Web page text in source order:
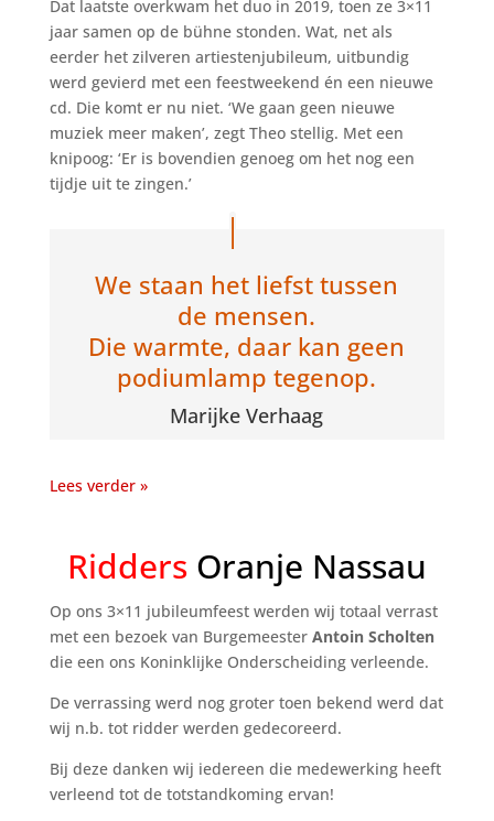
Dat laatste overkwam het duo in 2019, toen ze 3×11
jaar samen op de bühne stonden. Wat, net als
eerder het zilveren artiestenjubileum, uitbundig
werd gevierd met een feestweekend én een nieuwe
cd. Die komt er nu niet. ‘We gaan geen nieuwe
muziek meer maken’, zegt Theo stellig. Met een
knipoog: ‘Er is bovendien genoeg om het nog een
tijdje uit te zingen.’
We staan het liefst tussen
de mensen.
Die warmte, daar kan geen
podiumlamp tegenop.
Marijke Verhaag
Lees verder »
Ridders Oranje Nassau
Op ons 3×11 jubileumfeest werden wij totaal verrast
met een bezoek van Burgemeester Antoin Scholten
die een ons Koninklijke Onderscheiding verleende.
De verrassing werd nog groter toen bekend werd dat
wij n.b. tot ridder werden gedecoreerd.
Bij deze danken wij iedereen die medewerking heeft
verleend tot de totstandkoming ervan!